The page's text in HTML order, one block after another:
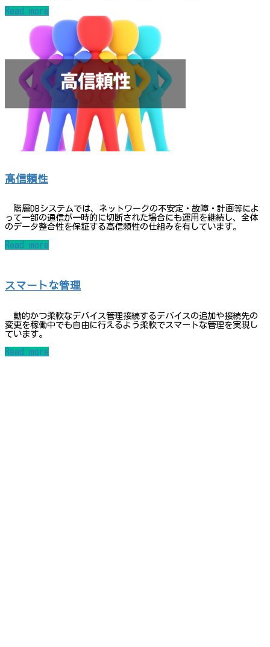
Read more
高信頼性
階層DBシステムでは、ネットワークの不安定・故障・計画等によ
って一部の通信が一時的に切断された場合にも運用を継続し、全体
のデータ整合性を保証する高信頼性の仕組みを有しています。
Read more
スマートな管理
動的かつ柔軟なデバイス管理接続するデバイスの追加や接続先の
変更を稼働中でも自由に行えるよう柔軟でスマートな管理を実現し
ています。
Read more